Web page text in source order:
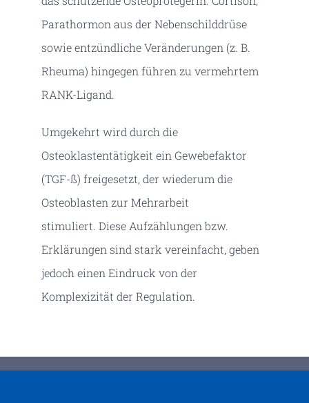
Parathormon aus der Nebenschilddrüse
sowie entzündliche Veränderungen (z. B.
Rheuma) hingegen führen zu vermehrtem
RANK-Ligand.
Umgekehrt wird durch die
Osteoklastentätigkeit ein Gewebefaktor
(TGF-ß) freigesetzt, der wiederum die
Osteoblasten zur Mehrarbeit
stimuliert. Diese Aufzählungen bzw.
Erklärungen sind stark vereinfacht, geben
jedoch einen Eindruck von der
Komplexizität der Regulation.